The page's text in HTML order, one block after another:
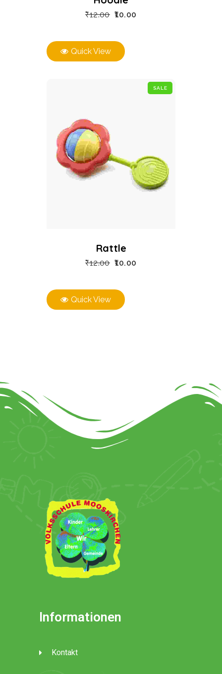
₹12.00 10.00
Quick View
SALE
Rattle
₹12.00 10.00
Quick View
Informationen
Kontakt